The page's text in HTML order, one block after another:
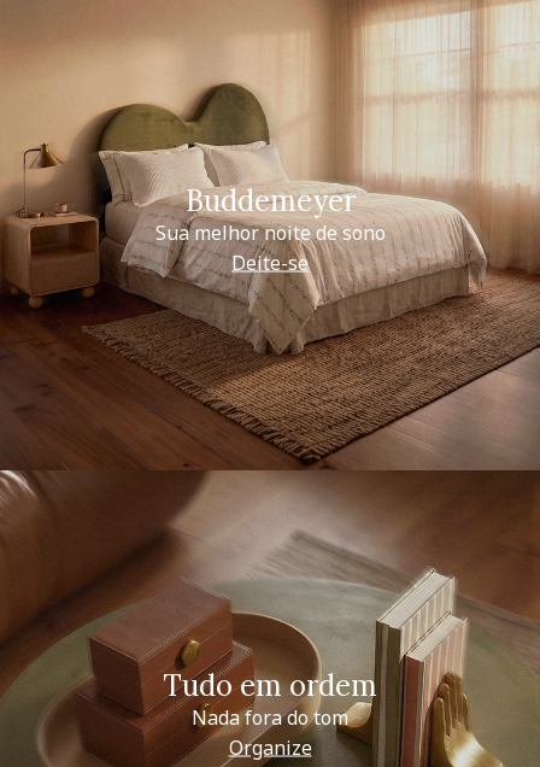
Buddemeyer
Sua melhor noite de sono
Deite-se
Tudo em ordem
Nada fora do tom
Organize